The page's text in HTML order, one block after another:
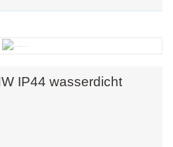
IP44 wasserdicht